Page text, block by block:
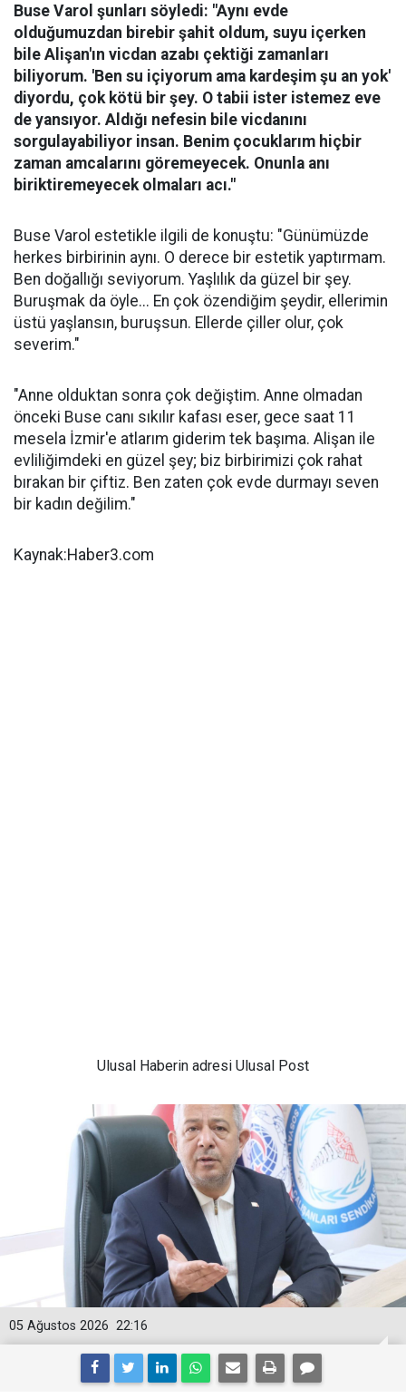
Buse Varol şunları söyledi: "Aynı evde
olduğumuzdan birebir şahit oldum, suyu içerken
bile Alişan'ın vicdan azabı çektiği zamanları
biliyorum. 'Ben su içiyorum ama kardeşim şu an yok'
diyordu, çok kötü bir şey. O tabii ister istemez eve
de yansıyor. Aldığı nefesin bile vicdanını
sorgulayabiliyor insan. Benim çocuklarım hiçbir
zaman amcalarını göremeyecek. Onunla anı
biriktiremeyecek olmaları acı."
Buse Varol estetikle ilgili de konuştu: "Günümüzde
herkes birbirinin aynı. O derece bir estetik yaptırmam.
Ben doğallığı seviyorum. Yaşlılık da güzel bir şey.
Buruşmak da öyle... En çok özendiğim şeydir, ellerimin
üstü yaşlansın, buruşsun. Ellerde çiller olur, çok
severim."
"Anne olduktan sonra çok değiştim. Anne olmadan
önceki Buse canı sıkılır kafası eser, gece saat 11
mesela İzmir'e atlarım giderim tek başıma. Alişan ile
evliliğimdeki en güzel şey; biz birbirimizi çok rahat
bırakan bir çiftiz. Ben zaten çok evde durmayı seven
bir kadın değilim."
Kaynak:Haber3.com
Ulusal Haberin adresi Ulusal Post
22:16
05 Ağustos 2026